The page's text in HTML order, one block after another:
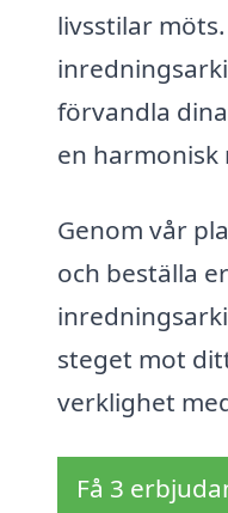
livsstilar
förvandla
en harmonisk
Genom vår
och beställa
steget mot
verklighet
Få 3